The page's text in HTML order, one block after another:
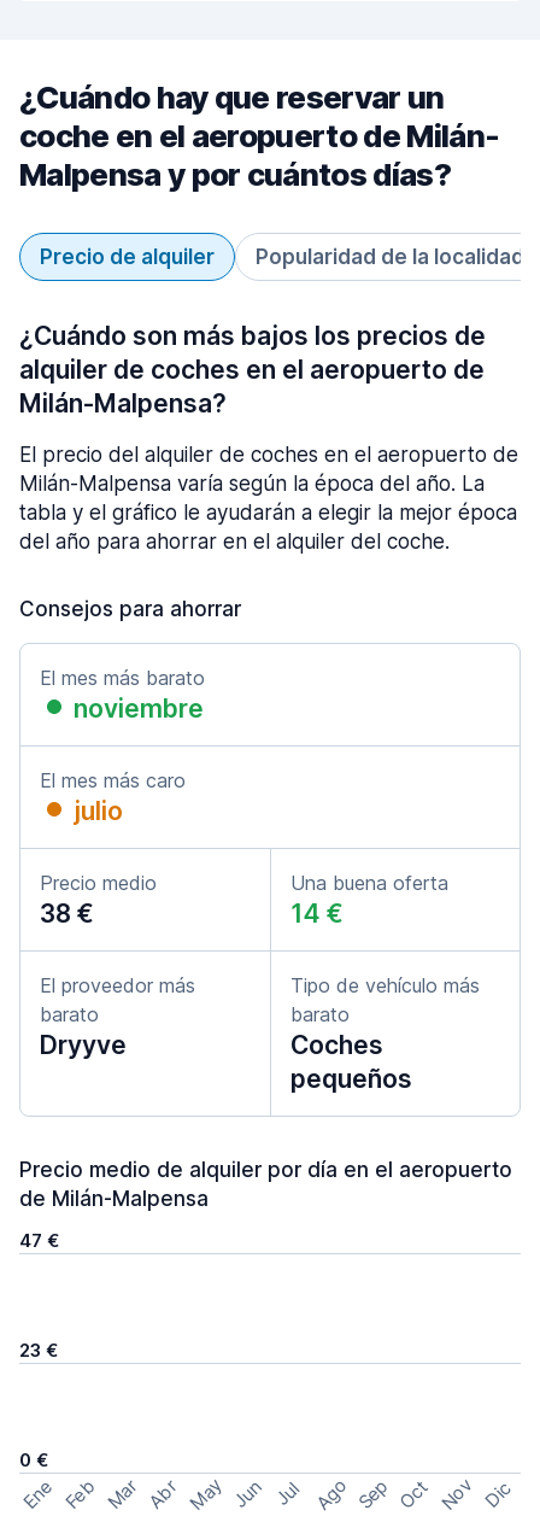
¿Cuándo hay que reservar un
coche en el aeropuerto de Milán-
Malpensa y por cuántos días?
Precio de alquiler Popularidad de la localidad
¿Cuándo son más bajos los precios de
alquiler de coches en el aeropuerto de
Milán-Malpensa?
El precio del alquiler de coches en el aeropuerto de
Milán-Malpensa varía según la época del año. La
tabla y el gráfico le ayudarán a elegir la mejor época
del año para ahorrar en el alquiler del coche.
Consejos para ahorrar
El mes más barato
noviembre
El mes más caro
julio
Precio medio
38 €
Una buena oferta
14 €
El proveedor más
barato
Dryyve
Tipo de vehículo más
barato
Coches
pequeños
Precio medio de alquiler por día en el aeropuerto
de Milán-Malpensa
47 €
23 €
0 €
Ene Feb Mar Abr May Jun Jul Ago Sep Oct Nov Dic